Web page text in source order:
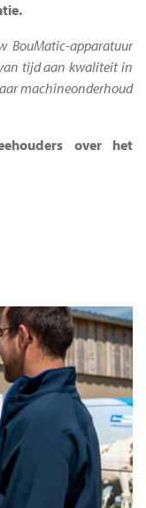
BouMatic-apparatuur
tijd aan kwaliteit in
machineonderhoud
over het